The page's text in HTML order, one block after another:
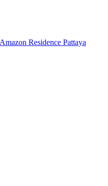
Residence Pattaya